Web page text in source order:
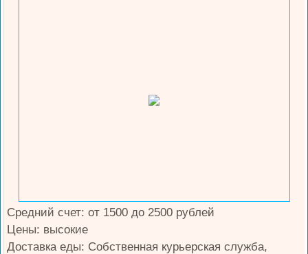
Средний счет: от 1500 до 2500 рублей
Цены: высокие
Доставка еды: Собственная курьерская служба,